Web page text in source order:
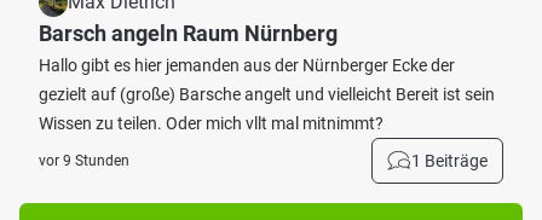
Barsch angeln Raum Nürnberg
Hallo gibt es hier jemanden aus der Nürnberger Ecke der
gezielt auf (große) Barsche angelt und vielleicht Bereit ist sein
Wissen zu teilen. Oder mich vllt mal mitnimmt?
vor 9 Stunden 1 Beiträge